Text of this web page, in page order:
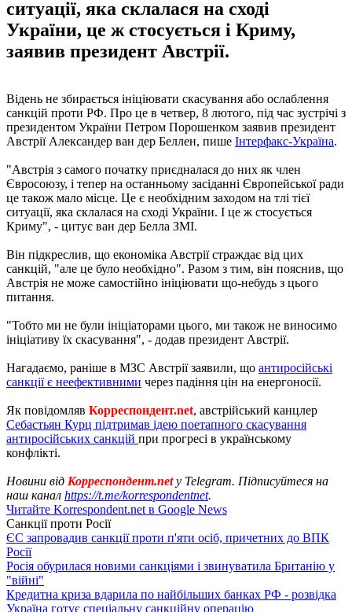
ситуації, яка склалася на сході
України, це ж стосується і Криму,
заявив президент Австрії.
Відень не збирається ініціювати скасування або ослаблення
санкцій проти РФ. Про це в четвер, 8 лютого, під час зустрічі з
президентом України Петром Порошенком заявив президент
Австрії Александер ван дер Беллен, пише Інтерфакс-Україна.
"Австрія з самого початку приєдналася до них як член
Євросоюзу, і тепер на останньому засіданні Європейської ради
це також мало місце. Це є необхідним заходом на тлі тієї
ситуації, яка склалася на сході України. І це ж стосується
Криму", - цитує ван дер Белла ЗМІ.
Він підкреслив, що економіка Австрії страждає від цих
санкцій, "але це було необхідно". Разом з тим, він пояснив, що
Австрія не може самостійно ініціювати що-небудь з цього
питання.
"Тобто ми не були ініціаторами цього, ми також не виносимо
ініціативу їх скасування", - додав президент Австрії.
Нагадаємо, раніше в МЗС Австрії заявили, що антиросійські
санкції є неефективними через падіння цін на енергоносії.
Як повідомляв Корреспондент.net, австрійський канцлер
Себастьян Курц підтримав ідею поетапного скасування
антиросійських санкцій при прогресі в українському
конфлікті.
Новини від Корреспондент.netу Telegram. Підписуйтеся на
наш канал https://t.me/korrespondentnet.
Читайте Korrespondent.net в Google News
Санкції проти Росії
ЄС запровадив санкції проти п'яти осіб, причетних до ВПК
Росії
Росія обурилася новими санкціями і звинуватила Британію у
"війні"
Кредитна криза вдарила по найбільших банках РФ - розвідка
Україна готує спеціальну санкційну операцію